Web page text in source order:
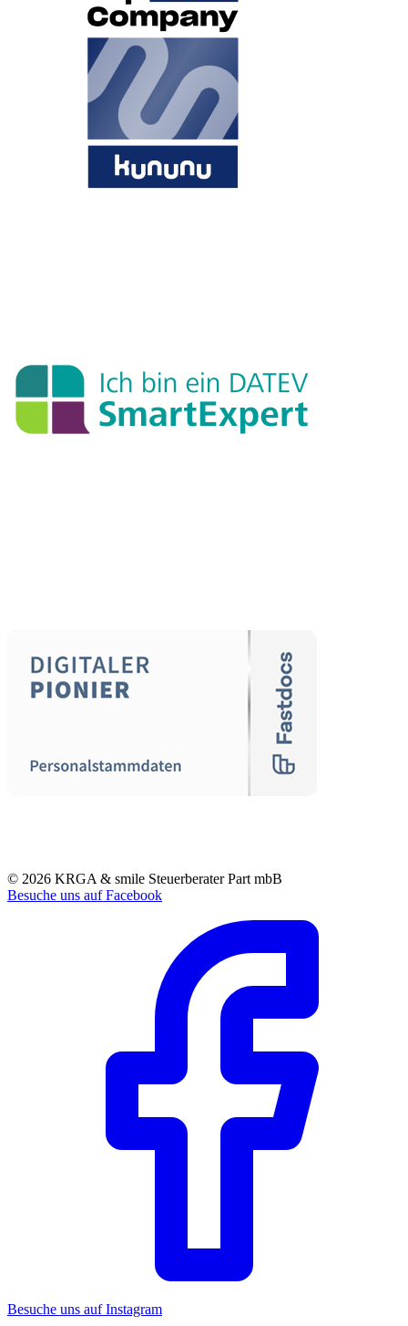
© 2026 KRGA & smile Steuerberater Part mbB
Besuche uns auf Facebook
Besuche uns auf Instagram